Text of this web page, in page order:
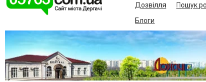
Дозвілля Пошук
Блоги